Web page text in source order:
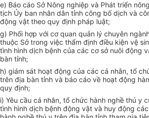
e) Báo cáo Sở Nông nghiệp và Phát triển
tịch Ủy ban nhân dân tỉnh công bố dịch và
động vật theo quy định pháp luật;
g) Phối hợp với cơ quan quản lý chuyên
thuộc Sở trong việc thẩm định điều kiện vệ
tình hình dịch bệnh của các cơ sở nuôi động
bàn tỉnh;
h) giám sát hoạt động của các cá nhân, tổ
trên địa bàn tỉnh và báo cáo về hoạt động
quy định;
i) Yêu cầu cá nhân, tổ chức hành nghề thú y
tình hình dịch bệnh động vật và huy động